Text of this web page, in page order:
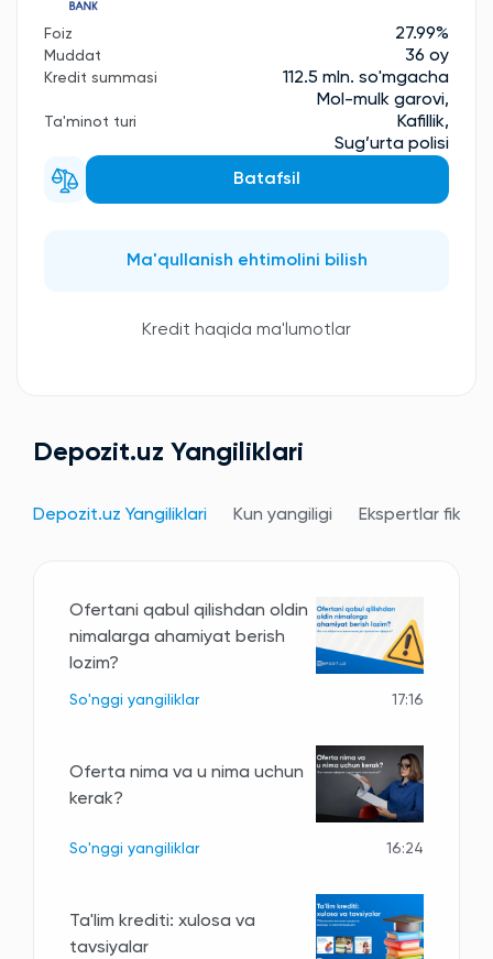
Foiz 27.99%
Muddat 36 oy
Kredit summasi 112.5 mln. so'mgacha
Ta'minot turi
Mol-mulk garovi,
Kafillik,
Sug’urta polisi
Batafsil
Ma'qullanish ehtimolini bilish
Kredit haqida ma'lumotlar
Depozit.uz Yangiliklari
Depozit.uz Yangiliklari Kun yangiligi Ekspertlar fikri
Ofertani qabul qilishdan oldin
nimalarga ahamiyat berish
lozim?
So'nggi yangiliklar 17:16
Oferta nima va u nima uchun
kerak?
So'nggi yangiliklar 16:24
Ta'lim krediti: xulosa va
tavsiyalar